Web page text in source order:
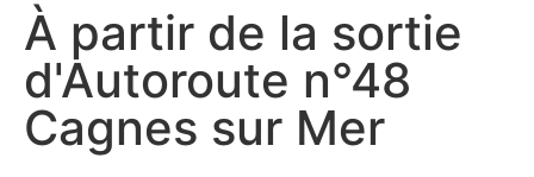
À partir de la sortie
d'Autoroute n°48
Cagnes sur Mer